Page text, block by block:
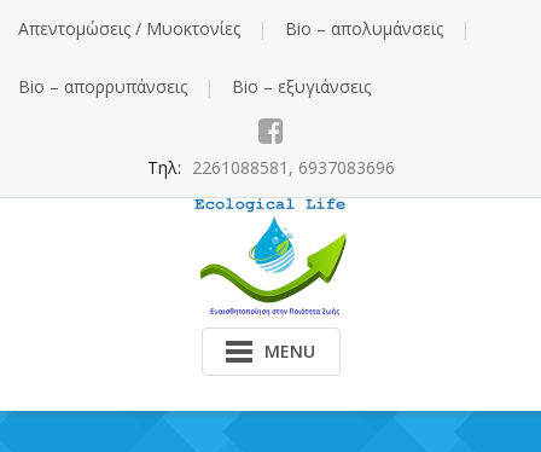
Απεντομώσεις / Μυοκτονίες Bio – απολυμάνσεις
Bio – απορρυπάνσεις Bio – εξυγιάνσεις
Τηλ: 2261088581, 6937083696
MENU